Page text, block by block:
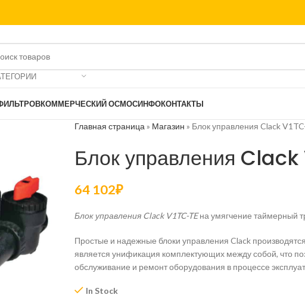
КОММЕРЧЕСКИЙ ОСМОСИНФОКОНТАКТЫ
Главная страница » Магазин » Блок управления Clack
Блок управления Clack
64 102₽
Блок управления Clack V1TC-TEна умягчение таймерный
Простые и надежные блоки управления Clack
является унификация комплектующих между собой, что
обслуживание и ремонт оборудования в процессе
In Stock